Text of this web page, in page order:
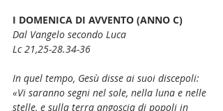
I DOMENICA DI AVVENTO (ANNO C)
Dal Vangelo secondo Luca
Lc 21,25-28.34-36
In quel tempo, Gesù disse ai suoi discepoli:
«Vi saranno segni nel sole, nella luna e nelle
stelle, e sulla terra angoscia di popoli in